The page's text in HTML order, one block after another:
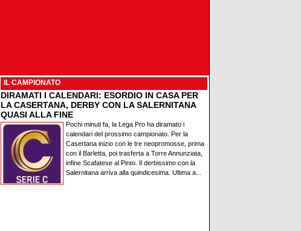
IL CAMPIONATO
DIRAMATI I CALENDARI: ESORDIO IN CASA PER
LA CASERTANA, DERBY CON LA SALERNITANA
QUASI ALLA FINE
Pochi minuti fa, la Lega Pro ha diramato i
calendari del prossimo campionato. Per la
Casertana inizio con le tre neopromosse, prima
con il Barletta, poi trasferta a Torre Annunziata,
infine Scafatese al Pinto. Il derbissimo con la
Salernitana arriva alla quindicesima. Ultima a...